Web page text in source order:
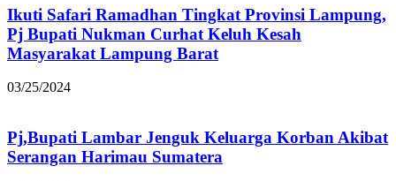
Ikuti Safari Ramadhan Tingkat Provinsi Lampung,
Pj Bupati Nukman Curhat Keluh Kesah
Masyarakat Lampung Barat
03/25/2024
Pj,Bupati Lambar Jenguk Keluarga Korban Akibat
Serangan Harimau Sumatera